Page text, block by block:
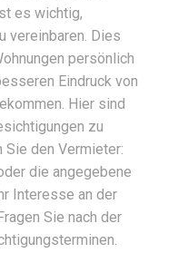
es wichtig,
vereinbaren. Dies
persönlich
Eindruck von
Hier sind
zu
Sie den Vermieter:
die angegebene
Interesse an der
Sie nach der